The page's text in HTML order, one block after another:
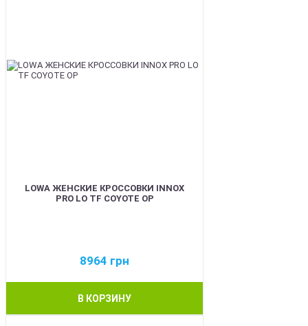
LOWA ЖЕНСКИЕ КРОССОВКИ INNOX
PRO LO TF COYOTE OP
8964 грн
В КОРЗИНУ